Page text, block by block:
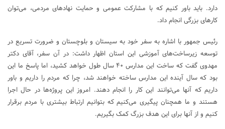
دارد. باید باور کنیم که با مشارکت عمومی و حمایت نهادهای مردمی، می‌توان
کارهای بزرگی انجام داد.
رئیس جمهور با اشاره به سفر خود به سیستان و بلوچستان و ضرورت تسریع در
توسعه زیرساخت‌های آموزشی این استان اظهار داشت: در آن سفر، آقای دکتر
مهدوی گفت که ساخت این مدارس ۴۰ سال طول خواهد کشید، اما پاسخ ما این
بود که سال آینده این مدارس ساخته خواهند شد، چرا که مردم را داریم و باور
داریم که آنها می‌توانند این کار را انجام دهند. امروز این پروژه‌ها در حال اجرا
هستند و ما همچنان پیگیری می‌کنیم که بتوانیم ارتباط بیشتری با مردم برقرار
کنیم و از آنها برای این هدف بزرگ کمک بگیریم.